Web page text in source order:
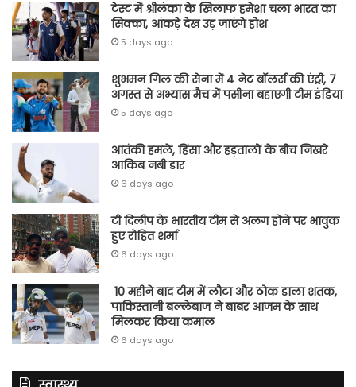
टेस्ट में श्रीलंका के खिलाफ हमेशा चला भारत का
सिक्का, आंकड़े देख उड़ जाएंगे होश
5 days ago
शुभमन गिल की सेना में 4 नेट बॉलर्स की एंट्री, 7
अगस्त से अभ्यास मैच में पसीना बहाएगी टीम इंडिया
5 days ago
आतंकी हमले, हिंसा और हड़तालों के बीच निखरे
आकिब नबी डार
6 days ago
टी दिलीप के भारतीय टीम से अलग होने पर भावुक
हुए रोहित शर्मा
6 days ago
10 महीने बाद टीम में लौटा और ठोक डाला शतक,
पाकिस्तानी बल्लेबाज ने बाबर आजम के साथ
मिलकर किया कमाल
6 days ago